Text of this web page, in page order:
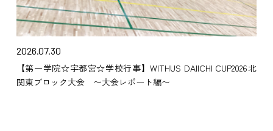
2026.07.30
【第一学院☆宇都宮☆学校行事】WITHUS DAIICHI CUP2026北
関東ブロック大会 〜大会レポート編〜